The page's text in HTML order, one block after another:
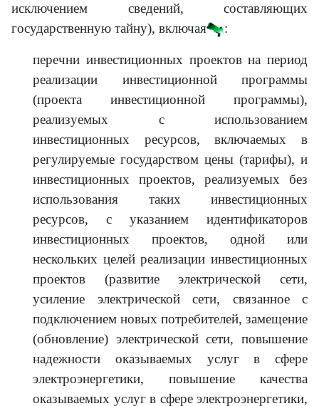
исключением сведений, составляющих
государственную тайну), включая
:
перечни инвестиционных проектов на период
реализации инвестиционной программы
(проекта инвестиционной программы),
реализуемых с использованием
инвестиционных ресурсов, включаемых в
регулируемые государством цены (тарифы), и
инвестиционных проектов, реализуемых без
использования таких инвестиционных
ресурсов, с указанием идентификаторов
инвестиционных проектов, одной или
нескольких целей реализации инвестиционных
проектов (развитие электрической сети,
усиление электрической сети, связанное с
подключением новых потребителей, замещение
(обновление) электрической сети, повышение
надежности оказываемых услуг в сфере
электроэнергетики, повышение качества
оказываемых услуг в сфере электроэнергетики,